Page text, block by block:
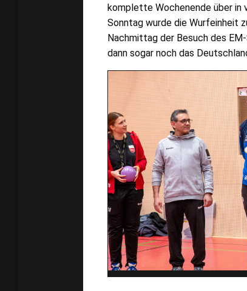
komplette Wochenende über in
Sonntag wurde die Wurfeinheit
Nachmittag der Besuch des
dann sogar noch das